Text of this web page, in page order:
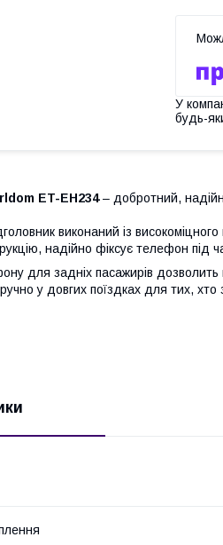
У
будь-
ET-EH234– добротний,
виконаний із
надійно фіксує телефон під
для задніх пасажирів
у довгих поїздках для тих,